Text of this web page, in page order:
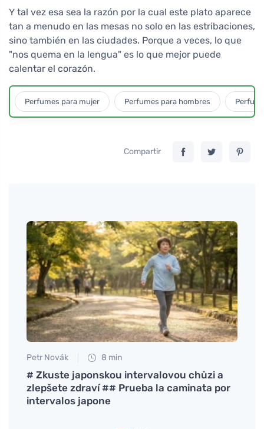
Y tal vez esa sea la razón por la cual este plato aparece
tan a menudo en las mesas no solo en las estribaciones,
sino también en las ciudades. Porque a veces, lo que
"nos quema en la lengua" es lo que mejor puede
calentar el corazón.
Perfumes para mujer Perfumes para hombres
Compartir
Petr Novák 8 min
# Zkuste japonskou intervalovou chůzi a
zlepšete zdraví ## Prueba la caminata por
intervalos japone